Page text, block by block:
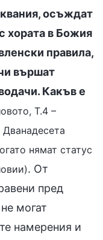
осъждат
хората в Божия
правила,
вършат
Какъв е
Т.4 –
Дванадесета
нямат статус
. От
пред
могат
намерения и